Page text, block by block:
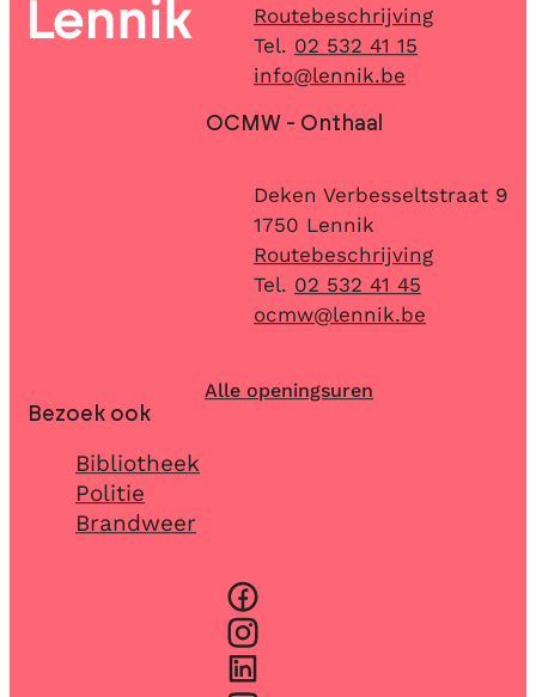
Routebeschrijving
02 532 41 15
E-mailinfo@lennik.be
OCMW - Onthaal
AdresDeken Verbesseltstraat 9
,1750 Lennik
Routebeschrijving
02 532 41 45
E-mailocmw@lennik.be
Alle openingsuren
Bezoek ook
Bibliotheek
Politie
Brandweer